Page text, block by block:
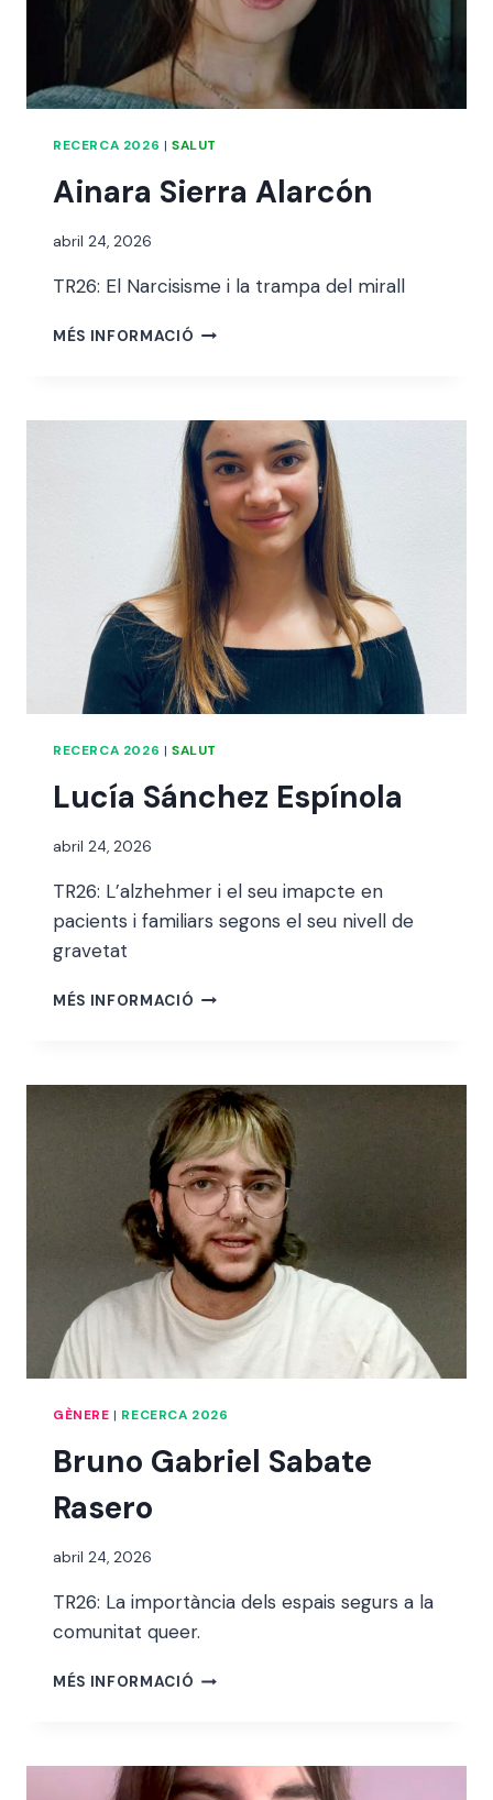
RECERCA 2026 | SALUT
Ainara Sierra Alarcón
Per
bello i
abril 24, 2026
TR26: El Narcisisme i la trampa del mirall
MÉS INFORMACIÓ AINARA
RECERCA 2026 | SALUT
Lucía Sánchez Espínola
Per
bello i
abellà
abril 24, 2026
TR26: L’alzhehmer i el seu imapcte en
pacients i familiars segons el seu nivell de
gravetat
MÉS INFORMACIÓ LUCÍA
GÈNERE | RECERCA 2026
Bruno Gabriel Sabate
Rasero
Per
bello i
abellà
abril 24, 2026
TR26: La importància dels espais segurs a la
comunitat queer.
MÉS INFORMACIÓ BRUNO